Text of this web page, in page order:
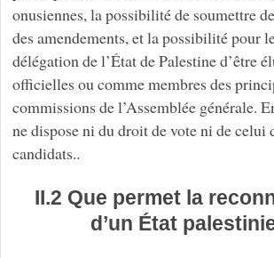
onusiennes, la possibilité de soumettre
des amendements, et la possibilité pour
délégation de l’État de Palestine d’être
officielles ou comme membres des
commissions de l’Assemblée générale.
ne dispose ni du droit de vote ni de celui
candidats..
II.2 Que permet la
d’un État